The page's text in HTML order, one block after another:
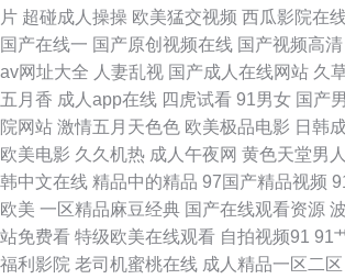
成人AV 在线观看成人网站 污视频下载网站 青娱乐91
利导航 午夜成人AV影院 91色淫网 啊v视频在线观看
三级 TS人妖自慰 午夜男人福利 91社区免费在线 传媒
乳后入 日本电影av 亚洲欧美都市激情 国产日韩欧美黄
视频五区 国产人妻喷水视频 亚洲海角天堂 狠狠喽老司
片 超碰成人操操 欧美猛交视频 西瓜影院在
国产在线一 国产原创视频在线 国产视频高清
av网址大全 人妻乱视 国产成人在线网站 久
五月香 成人app在线 四虎试看 91男女 国产
院网站 激情五月天色色 欧美极品电影 日韩
欧美电影 久久机热 成人午夜网 黄色天堂男人
韩中文在线 精品中的精品 97国产精品视频
欧美 一区精品麻豆经典 国产在线观看资源
站免费看 特级欧美在线观看 自拍视频91 91
福利影院 老司机蜜桃在线 成人精品一区二区